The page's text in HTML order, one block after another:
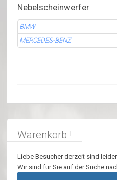
Nebelscheinwerfer
BMW
MERCEDES-BENZ
Warenkorb !
Liebe Besucher derzeit sind
Wir sind für Sie auf der Suche